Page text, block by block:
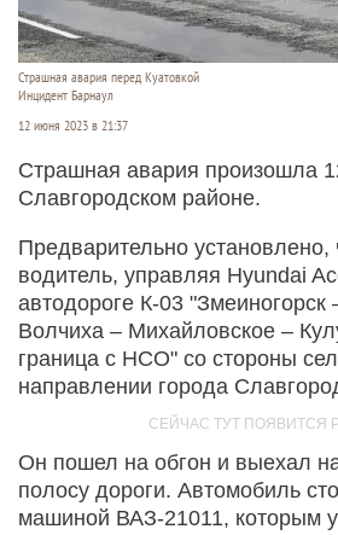
Страшная авария перед Куатовкой
Инцидент Барнаул
12 июня 2023 в 21:37
Страшная авария произошла
Славгородском районе.
Предварительно установлено,
водитель, управляя Hyundai
автодороге К-03 "Змеиногорск
Волчиха – Михайловское –
граница с НСО" со стороны
направлении города
Он пошел на обгон и выехал
полосу дороги. Автомобиль
машиной ВАЗ-21011, которым